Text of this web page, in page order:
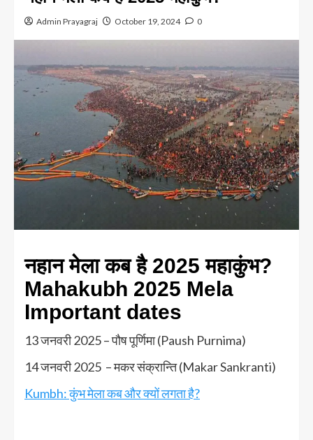
Admin Prayagraj October 19, 2024 0
नहान मेला कब है 2025 महाकुंभ?
Mahakubh 2025 Mela
Important dates
13 जनवरी 2025 – पौष पूर्णिमा (Paush Purnima)
14 जनवरी 2025 – मकर संक्रान्ति (Makar Sankranti)
Kumbh: कुंभ मेला कब और क्यों लगता है?